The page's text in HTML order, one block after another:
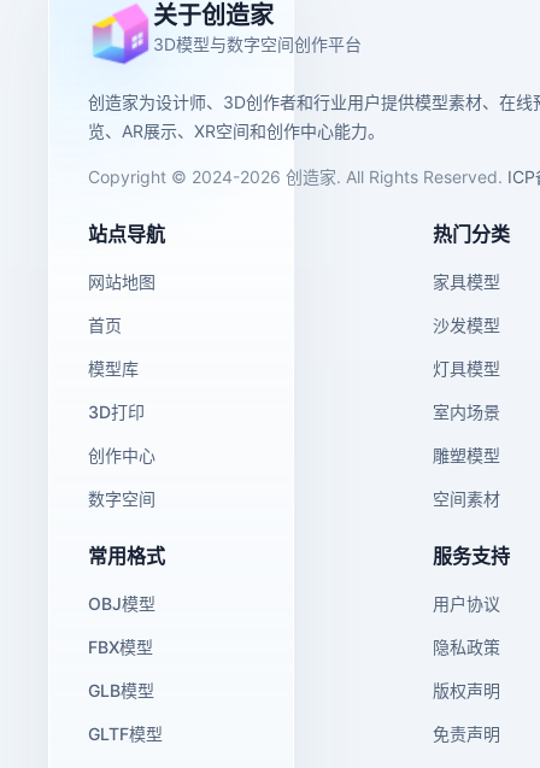
关于创造家
3D模型与数字空间创作平台
创造家为设计师、3D创作者和行业用户提供模型素材、在线
览、AR展示、XR空间和创作中心能力。
Copyright © 2024-2026 创造家. All Rights Reserved. ICP
站点导航
网站地图
首页
模型库
3D打印
创作中心
数字空间
热门分类
家具模型
沙发模型
灯具模型
室内场景
雕塑模型
空间素材
常用格式
OBJ模型
FBX模型
GLB模型
GLTF模型
服务支持
用户协议
隐私政策
版权声明
免责声明